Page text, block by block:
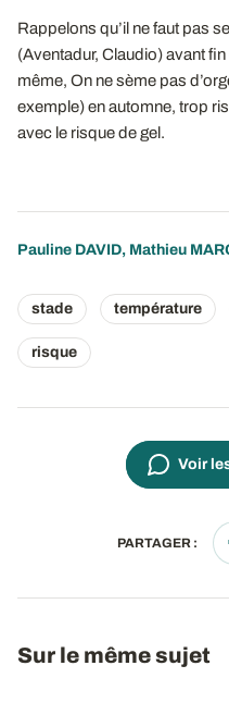
Rappelons qu’il ne faut pas
(Aventadur, Claudio) avant
même, On ne sème pas
exemple) en automne, trop
avec le risque de gel.
Pauline DAVID, Mathieu
stade température
risque
Voir
PARTAGER :
Sur le même sujet